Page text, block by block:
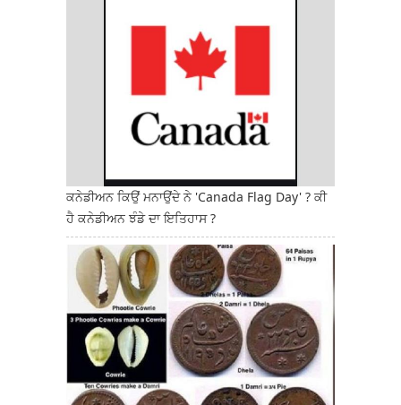
ਕਨੇਡੀਅਨ ਕਿਉਂ ਮਨਾਉਂਦੇ ਨੇ 'Canada Flag Day' ? ਕੀ
ਹੈ ਕਨੇਡੀਅਨ ਝੰਡੇ ਦਾ ਇਤਿਹਾਸ ?